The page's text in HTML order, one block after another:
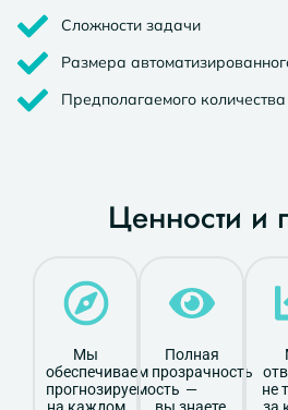
Сложности задачи
Размера
Предполагаемого
Ценности и
Мы
обеспечиваем
прогнозируемость
на каждом
Полная
прозрачность
—
вы знаете,
не
за